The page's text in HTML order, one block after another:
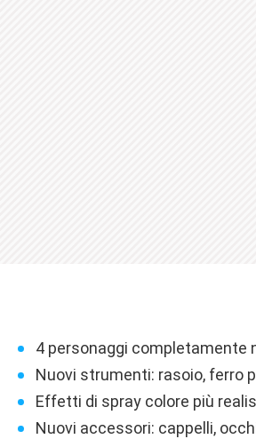
4 personaggi completamente
Nuovi strumenti: rasoio, ferro
Effetti di spray colore più
Nuovi accessori: cappelli,